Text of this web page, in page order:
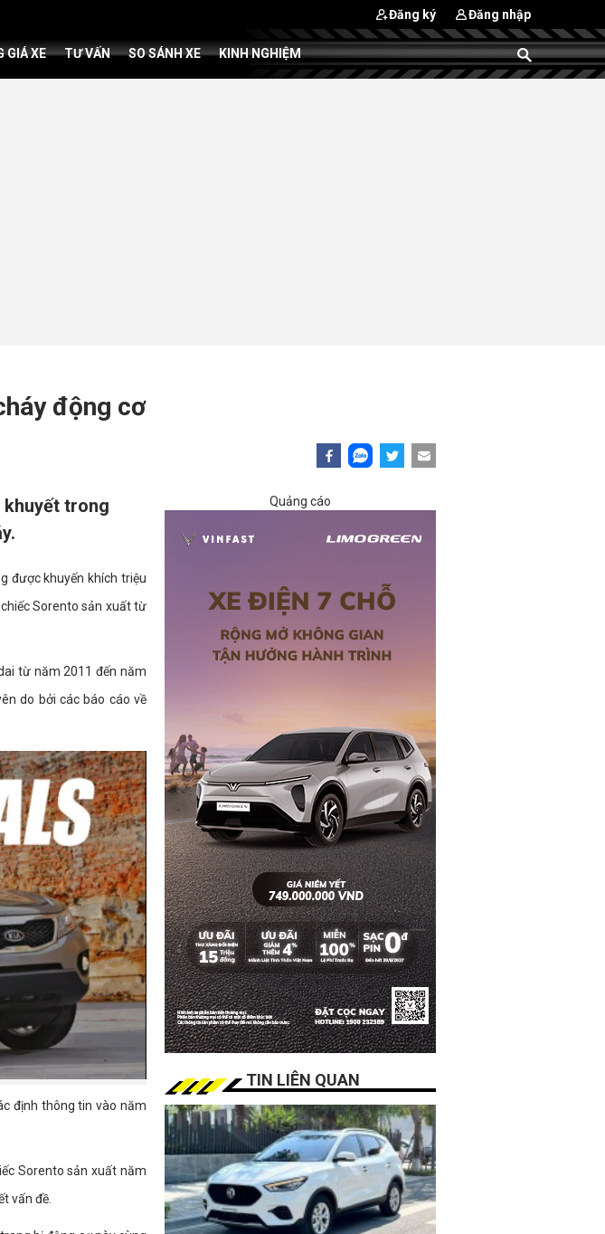
Đăng ký Đăng nhập
GIÁ XE TƯ VẤN SO SÁNH XE KINH NGHIỆM
động cơ
khuyết trong
được khuyến khích triệu
Sorento sản xuất từ
từ năm 2011 đến năm
do bởi các báo cáo về
định thông tin vào năm
Sorento sản xuất năm
vấn đề.
Quảng cáo
TIN LIÊN QUAN